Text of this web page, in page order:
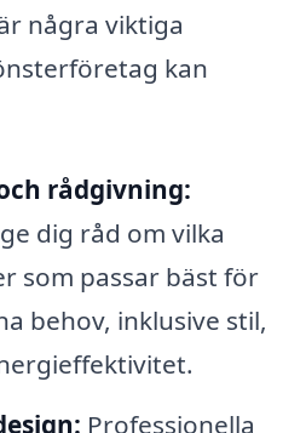
några viktiga
kan
rådgivning:
dig råd om vilka
som passar bäst för
behov, inklusive stil,
Professionella